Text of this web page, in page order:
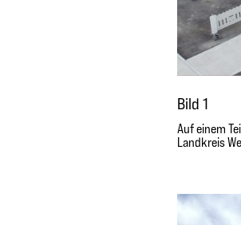
Bild 1
Auf einem
Landkreis